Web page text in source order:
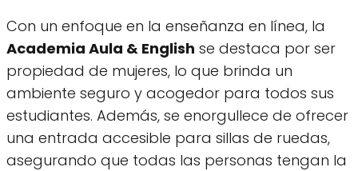
Con un enfoque en la enseñanza en línea, la
Academia Aula & English se destaca por ser
propiedad de mujeres, lo que brinda un
ambiente seguro y acogedor para todos sus
estudiantes. Además, se enorgullece de ofrecer
una entrada accesible para sillas de ruedas,
asegurando que todas las personas tengan la